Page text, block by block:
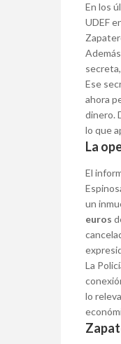
En los
UDEF
Ese
ahora
dinero.
lo que
La
El
un
euros
La
lo